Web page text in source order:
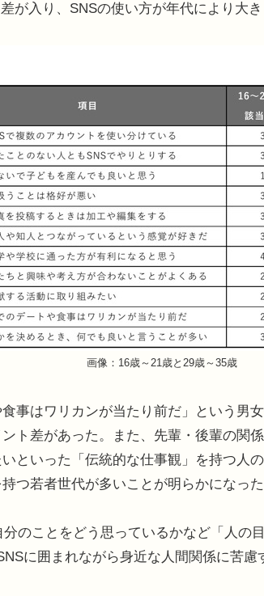
が入り、SNSの使い方が年代により大
画像：16歳～21歳と29歳～35歳
事はワリカンが当たり前だ」という男
ト差があった。また、先輩・後輩の関
といった「伝統的な仕事観」を持つ人
つ若者世代が多いことが明らかになった
のことをどう思っているかなど「人の
に囲まれながら身近な人間関係に苦慮